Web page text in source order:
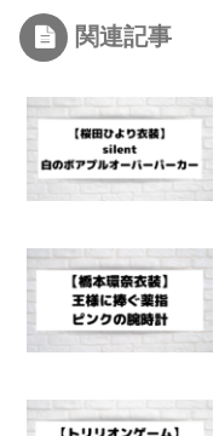
関連記事